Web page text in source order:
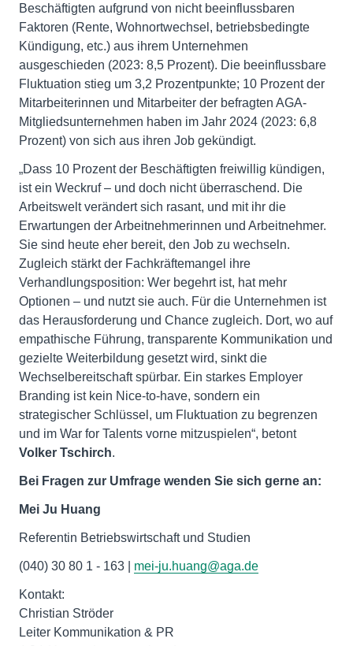
Beschäftigten aufgrund von nicht beeinflussbaren
Faktoren (Rente, Wohnortwechsel, betriebsbedingte
Kündigung, etc.) aus ihrem Unternehmen
ausgeschieden (2023: 8,5 Prozent). Die beeinflussbare
Fluktuation stieg um 3,2 Prozentpunkte; 10 Prozent der
Mitarbeiterinnen und Mitarbeiter der befragten AGA-
Mitgliedsunternehmen haben im Jahr 2024 (2023: 6,8
Prozent) von sich aus ihren Job gekündigt.
„Dass 10 Prozent der Beschäftigten freiwillig kündigen,
ist ein Weckruf – und doch nicht überraschend. Die
Arbeitswelt verändert sich rasant, und mit ihr die
Erwartungen der Arbeitnehmerinnen und Arbeitnehmer.
Sie sind heute eher bereit, den Job zu wechseln.
Zugleich stärkt der Fachkräftemangel ihre
Verhandlungsposition: Wer begehrt ist, hat mehr
Optionen – und nutzt sie auch. Für die Unternehmen ist
das Herausforderung und Chance zugleich. Dort, wo auf
empathische Führung, transparente Kommunikation und
gezielte Weiterbildung gesetzt wird, sinkt die
Wechselbereitschaft spürbar. Ein starkes Employer
Branding ist kein Nice-to-have, sondern ein
strategischer Schlüssel, um Fluktuation zu begrenzen
und im War for Talents vorne mitzuspielen“, betont
Volker Tschirch.
Bei Fragen zur Umfrage wenden Sie sich gerne an:
Mei Ju Huang
Referentin Betriebswirtschaft und Studien
(040) 30 80 1 - 163 | mei-ju.huang@aga.de
Kontakt:
Christian Ströder
Leiter Kommunikation & PR